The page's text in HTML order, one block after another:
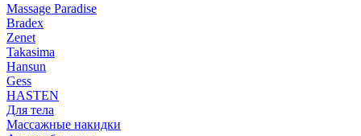
Massage Paradise
Bradex
Zenet
Takasima
Hansun
Gess
HASTEN
Для тела
Массажные накидки